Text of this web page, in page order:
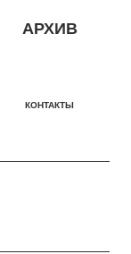
АРХИВ
КОНТАКТЫ